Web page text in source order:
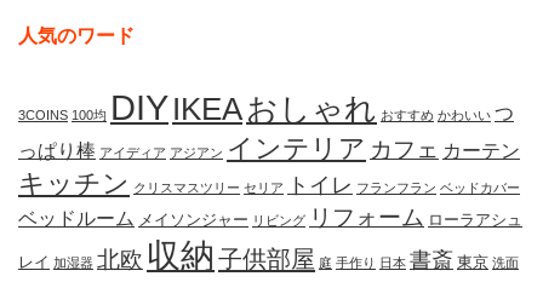
人気のワード
3COINS 100均 DIYIKEAおしゃれ おすすめ かわいい つ
っぱり棒 アイディア アジアン インテリア カフェ カーテン
キッチン クリスマスツリー セリア トイレ フランフラン ベッドカバー
ベッドルーム メイソンジャー リビング リフォーム ローラアシュ
レイ 加湿器 北欧 収納 子供部屋 庭 手作り 日本 書斎 東京 洗面